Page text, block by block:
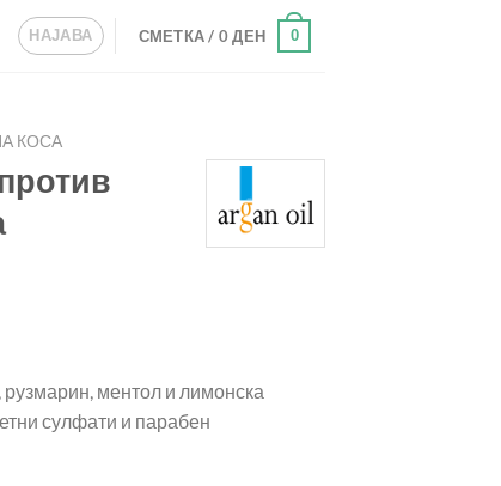
НАЈАВА СМЕТКА / 0ДЕН 0
КОСА
ментол и лимонска
сулфати и парабен
косата quantity